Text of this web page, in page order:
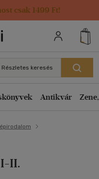
csak 1499 Ft!
Részletes keresés
Antikvár
I-II.